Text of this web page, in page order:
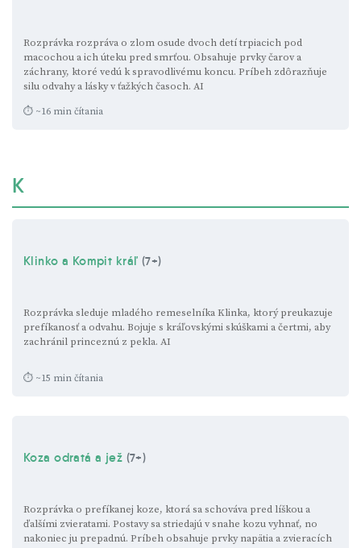
Rozprávka rozpráva o zlom osude dvoch detí trpiacich pod
macochou a ich úteku pred smrťou. Obsahuje prvky čarov a
záchrany, ktoré vedú k spravodlivému koncu. Príbeh zdôrazňuje
silu odvahy a lásky v ťažkých časoch. AI
⏱ ~16 min čítania
K
Klinko a Kompit kráľ (7+)
Rozprávka sleduje mladého remeselníka Klinka, ktorý preukazuje
prefíkanosť a odvahu. Bojuje s kráľovskými skúškami a čertmi, aby
zachránil princeznú z pekla. AI
⏱ ~15 min čítania
Koza odratá a jež (7+)
Rozprávka o prefíkanej koze, ktorá sa schováva pred líškou a
ďalšími zvieratami. Postavy sa striedajú v snahe kozu vyhnať, no
nakoniec ju prepadnú. Príbeh obsahuje prvky napätia a zvieracích